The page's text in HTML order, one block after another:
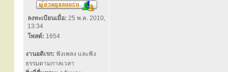
ลงทะเบียนเมื่อ: 25 พ.ค. 2010,
13:34
โพสต์: 1654
งานอดิเรก: ฟังเพลง และฟัง
ธรรมตามกาลเวลา